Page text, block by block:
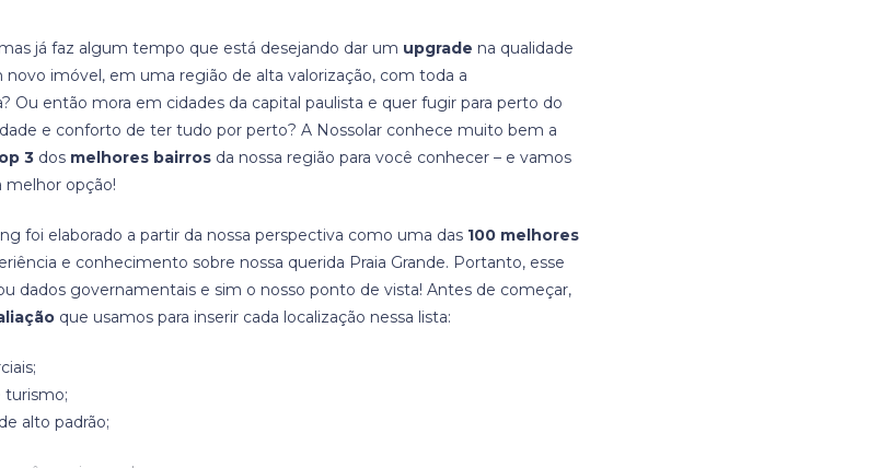
já faz algum tempo que está desejando dar um upgrade na qualidade
novo imóvel, em uma região de alta valorização, com toda a
Ou então mora em cidades da capital paulista e quer fugir para perto do
e conforto de ter tudo por perto? A Nossolar conhece muito bem a
3 dos melhores bairros da nossa região para você conhecer – e vamos
melhor opção!
foi elaborado a partir da nossa perspectiva como uma das 100 melhores
e conhecimento sobre nossa querida Praia Grande. Portanto, esse
dados governamentais e sim o nosso ponto de vista! Antes de começar,
que usamos para inserir cada localização nessa lista:
turismo;
alto padrão;